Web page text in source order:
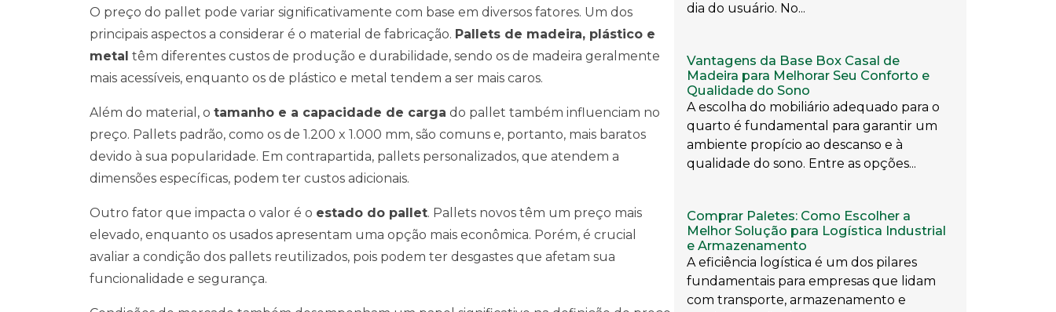
O preço do pallet pode variar significativamente com base em diversos fatores. Um dos
principais aspectos a considerar é o material de fabricação. Pallets de madeira, plástico e
metal têm diferentes custos de produção e durabilidade, sendo os de madeira geralmente
mais acessíveis, enquanto os de plástico e metal tendem a ser mais caros.
Além do material, o tamanho e a capacidade de carga do pallet também influenciam no
preço. Pallets padrão, como os de 1.200 x 1.000 mm, são comuns e, portanto, mais baratos
devido à sua popularidade. Em contrapartida, pallets personalizados, que atendem a
dimensões específicas, podem ter custos adicionais.
Outro fator que impacta o valor é o estado do pallet. Pallets novos têm um preço mais
elevado, enquanto os usados apresentam uma opção mais econômica. Porém, é crucial
avaliar a condição dos pallets reutilizados, pois podem ter desgastes que afetam sua
funcionalidade e segurança.
dia do usuário. No...
Vantagens da Base Box Casal de
Madeira para Melhorar Seu Conforto e
Qualidade do Sono
A escolha do mobiliário adequado para o
quarto é fundamental para garantir um
ambiente propício ao descanso e à
qualidade do sono. Entre as opções...
Comprar Paletes: Como Escolher a
Melhor Solução para Logística Industrial
e Armazenamento
A eficiência logística é um dos pilares
fundamentais para empresas que lidam
com transporte, armazenamento e